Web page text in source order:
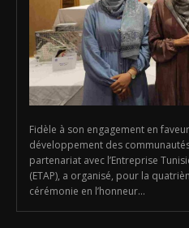
Fidèle à son engagement en
développement des
partenariat avec l’Entreprise
(ETAP), a organisé, pour la
cérémonie en l’honneur...